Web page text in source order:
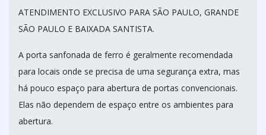
ATENDIMENTO EXCLUSIVO PARA SÃO PAULO, GRANDE
SÃO PAULO E BAIXADA SANTISTA.
A porta sanfonada de ferro é geralmente recomendada
para locais onde se precisa de uma segurança extra, mas
há pouco espaço para abertura de portas convencionais.
Elas não dependem de espaço entre os ambientes para
abertura.